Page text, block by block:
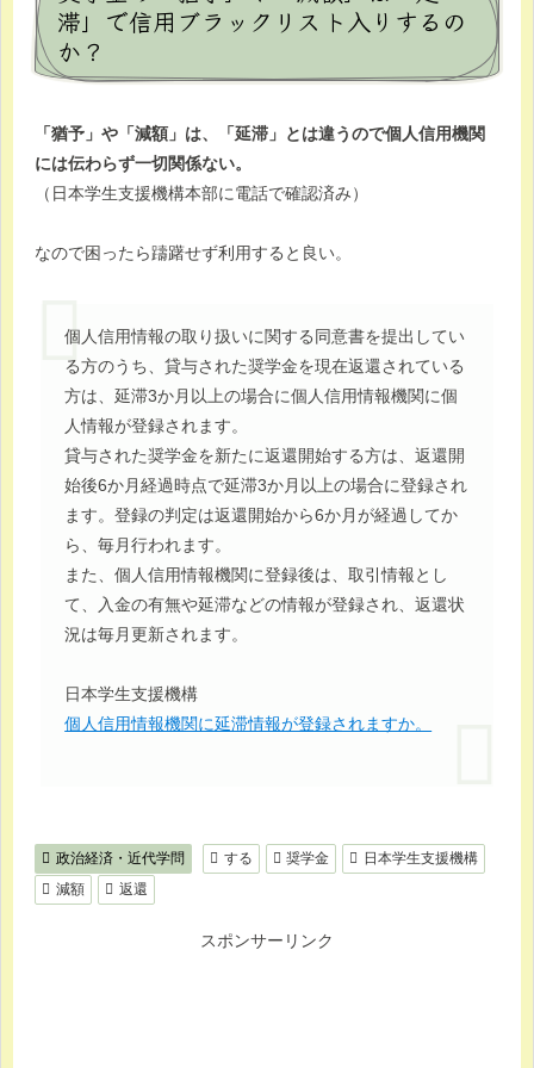
滞」で信用ブラックリスト入りするの
か？
「猶予」や「減額」は、「延滞」とは違うので個人信用機関
には伝わらず一切関係ない。
（日本学生支援機構本部に電話で確認済み）
なので困ったら躊躇せず利用すると良い。
個人信用情報の取り扱いに関する同意書を提出してい
る方のうち、貸与された奨学金を現在返還されている
方は、延滞3か月以上の場合に個人信用情報機関に個
人情報が登録されます。
貸与された奨学金を新たに返還開始する方は、返還開
始後6か月経過時点で延滞3か月以上の場合に登録され
ます。登録の判定は返還開始から6か月が経過してか
ら、毎月行われます。
また、個人信用情報機関に登録後は、取引情報とし
て、入金の有無や延滞などの情報が登録され、返還状
況は毎月更新されます。
日本学生支援機構
個人信用情報機関に延滞情報が登録されますか。
政治経済・近代学問 する 奨学金
日本学生支援機構
減額
返還
スポンサーリンク